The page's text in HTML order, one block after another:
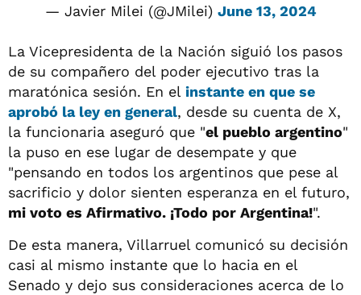
— Javier Milei (@JMilei) June 13, 2024
La Vicepresidenta de la Nación siguió los pasos
de su compañero del poder ejecutivo tras la
maratónica sesión. En el instante en que se
aprobó la ley en general, desde su cuenta de X,
la funcionaria aseguró que "el pueblo argentino"
la puso en ese lugar de desempate y que
"pensando en todos los argentinos que pese al
sacrificio y dolor sienten esperanza en el futuro,
mi voto es Afirmativo. ¡Todo por Argentina!".
De esta manera, Villarruel comunicó su decisión
casi al mismo instante que lo hacia en el
Senado y dejo sus consideraciones acerca de lo